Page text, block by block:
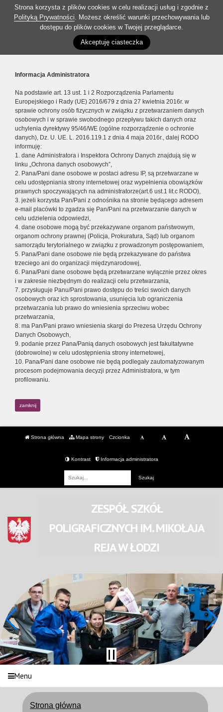
Strona korzysta z plików cookies w celu realizacji usług i zgodnie z
Polityką Prywatności. Możesz określić warunki przechowywania lub
dostępu do plików cookies w Twojej przeglądarce.
Akceptuję ciasteczka
Informacja Administratora
Na podstawie art. 13 ust. 1 i 2 Rozporządzenia Parlamentu
Europejskiego i Rady (UE) 2016/679 z dnia 27 kwietnia 2016r. w
sprawie ochrony osób fizycznych w związku z przetwarzaniem danych
osobowych i w sprawie swobodnego przepływu takich danych oraz
uchylenia dyrektywy 95/46/WE (ogólne rozporządzenie o ochronie
danych), Dz. U. UE. L. 2016.119.1 z dnia 4 maja 2016r., dalej RODO
informuję:
1. dane Administratora i Inspektora Ochrony Danych znajdują się w
linku „Ochrona danych osobowych”,
2. Pana/Pani dane osobowe w postaci adresu IP, są przetwarzane w
celu udostępniania strony internetowej oraz wypełnienia obowiązków
prawnych spoczywających na administratorze(art.6 ust.1 lit.c RODO),
3. jeżeli korzysta Pan/Pani z odnośnika na stronie będącego adresem
e-mail placówki to zgadza się Pan/Pani na przetwarzanie danych w
celu udzielenia odpowiedzi,
4. dane osobowe mogą być przekazywane organom państwowym,
organom ochrony prawnej (Policja, Prokuratura, Sąd) lub organom
samorządu terytorialnego w związku z prowadzonym postępowaniem,
5. Pana/Pani dane osobowe nie będą przekazywane do państwa
trzeciego ani do organizacji międzynarodowej,
6. Pana/Pani dane osobowe będą przetwarzane wyłącznie przez okres
i w zakresie niezbędnym do realizacji celu przetwarzania,
7. przysługuje Panu/Pani prawo dostępu do treści swoich danych
osobowych oraz ich sprostowania, usunięcia lub ograniczenia
przetwarzania lub prawo do wniesienia sprzeciwu wobec
przetwarzania,
8. ma Pan/Pani prawo wniesienia skargi do Prezesa Urzędu Ochrony
Danych Osobowych,
9. podanie przez Pana/Panią danych osobowych jest fakultatywne
(dobrowolne) w celu udostępnienia strony internetowej,
10. Pana/Pani dane osobowe nie będą podlegały zautomatyzowanym
procesom podejmowania decyzji przez Administratora, w tym
profilowaniu.
zamknij
Strona główna Mapa strony Czcionka
Kontrast Informacja administratora
ZESPÓŁ SZKÓŁ
POLIGRAFICZNYCHIM. MIKOŁAJA
REJAW ŁODZI
Menu
Strona główna